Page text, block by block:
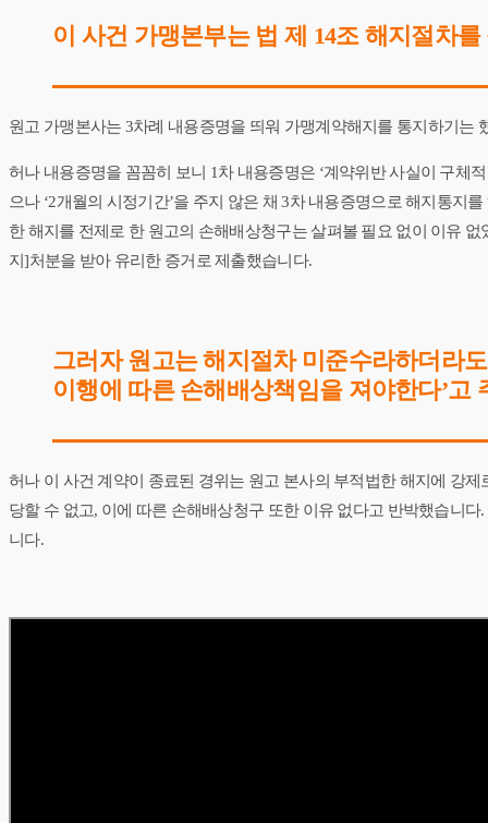
이 사건 가맹본부는 법 제 14조 해지절차
원고 가맹본사는 3차례 내용증명을 띄워 가맹계약해지를 통지하기는
허나 내용증명을 꼼꼼히 보니 1차 내용증명은 ‘계약위반 사실이 구체
으나 ‘2개월의 시정기간’을 주지 않은 채 3차 내용증명으로 해지통지
한 해지를 전제로 한 원고의 손해배상청구는 살펴볼 필요 없이 이유
지]처분을 받아 유리한 증거로 제출했습니다.
그러자 원고는 해지절차 미준수라하더라
이행에 따른 손해배상책임을 져야한다’고
허나 이 사건 계약이 종료된 경위는 원고 본사의 부적법한 해지에 강
당할 수 없고, 이에 따른 손해배상청구 또한 이유 없다고 반박했습니
니다.